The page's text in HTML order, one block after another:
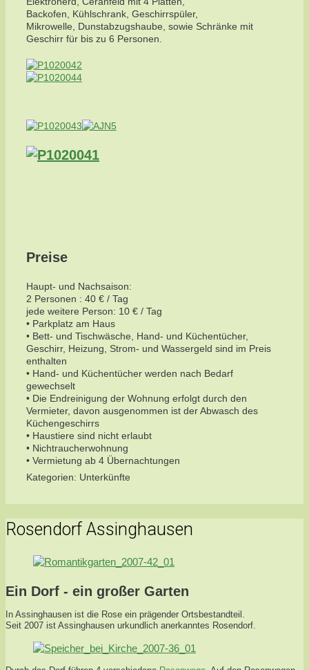
Backofen, Kühlschrank, Geschirrspüler,
Mikrowelle, Dunstabzugshaube, sowie Schränke mit
Geschirr für bis zu 6 Personen.
Preise
Haupt- und Nachsaison:
2 Personen : 40 € / Tag
jede weitere Person: 10 € / Tag
• Parkplatz am Haus
• Bett- und Tischwäsche, Hand- und Küchentücher,
Geschirr, Heizung, Strom- und Wassergeld sind im Preis
enthalten
• Hand- und Küchentücher werden nach Bedarf
gewechselt
• Die Endreinigung der Wohnung erfolgt durch den
Vermieter, davon ausgenommen ist der Abwasch des
Küchengeschirrs
• Haustiere sind nicht erlaubt
• Nichtraucherwohnung
• Vermietung ab 4 Übernachtungen
Kategorien: Unterkünfte
Rosendorf Assinghausen
Ein Dorf - ein großer Garten
In Assinghausen ist die Rose ein prägender Ortsbestandteil.
Seit 2007 ist Assinghausen urkundlich anerkanntes Rosendorf.